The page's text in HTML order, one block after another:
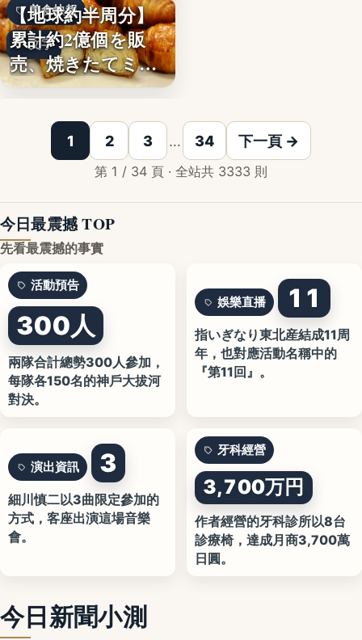
美食快報
文字
【地球約半周分】
累計約2億個を販
売、焼きたてミニ
クロワッ…
1 2 3 … 34 下一頁 →
第 1 / 34 頁 · 全站共 3333 則
今日最震撼 TOP
先看最震撼的事實
活動預告
300人
兩隊合計總勢300人參加，
每隊各150名的神戶大拔河
對決。
娛樂直播 11
指いぎなり東北産結成11周
年，也對應活動名稱中的
『第11回』。
演出資訊 3
細川慎二以3曲限定參加的
方式，客座出演這場音樂
會。
牙科經營
3,700万円
作者經營的牙科診所以8台
診療椅，達成月商3,700萬
日圓。
今日新聞小測